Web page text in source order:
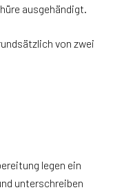
ausgehändigt.
von zwei
legen ein
unterschreiben